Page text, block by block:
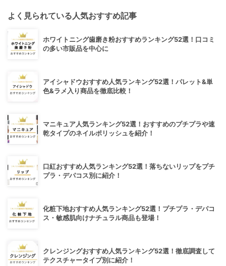
よく見られている人気おすすめ記事
ホワイトニング歯磨き粉おすすめランキング52選！口コミ
の多い市販品を中心に
アイシャドウおすすめ人気ランキング52選！パレット&単
色&ラメ入り商品を徹底比較！
マニキュア人気ランキング52選！おすすめのプチプラや速
乾タイプのネイルポリッシュを紹介！
口紅おすすめ人気ランキング52選！落ちないリップをプチ
プラ・デパコス別に紹介！
化粧下地おすすめ人気ランキング52選！プチプラ・デパコ
ス・敏感肌向けナチュラル商品も登場！
クレンジングおすすめ人気ランキング52選！徹底調査して
テクスチャータイプ別に紹介！